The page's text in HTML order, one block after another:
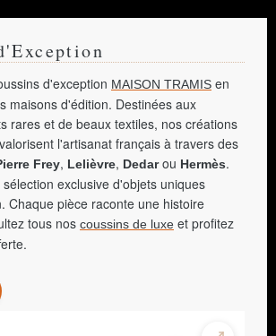
d'exception MAISON TRAMIS en
maisons d'édition. Destinées aux
rares et de beaux textiles, nos créations
l'artisanat français à travers des
Frey, Lelièvre, Dedarou Hermès.
exclusive d'objets uniques
Chaque pièce raconte une histoire
tous nos coussins de luxe et profitez